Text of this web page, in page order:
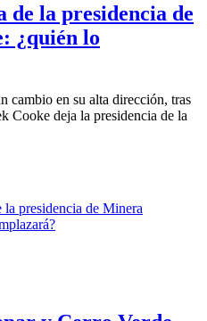
de la presidencia de
¿quién lo
cambio en su alta dirección, tras
Cooke deja la presidencia de la